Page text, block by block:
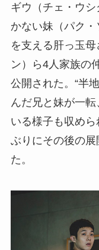
ギウ（チェ・ウ
かない妹（パク
を支える肝っ玉
ン）ら4人家族の
公開された。“半
んだ兄と妹が一
いる様子も収め
ぶりにその後の
た。